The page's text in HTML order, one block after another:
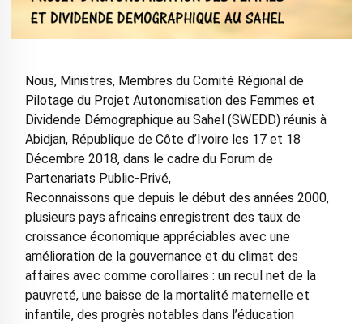
Nous, Ministres, Membres du Comité Régional de
Pilotage du Projet Autonomisation des Femmes et
Dividende Démographique au Sahel (SWEDD) réunis à
Abidjan, République de Côte d’Ivoire les 17 et 18
Décembre 2018, dans le cadre du Forum de
Partenariats Public-Privé,
Reconnaissons que depuis le début des années 2000,
plusieurs pays africains enregistrent des taux de
croissance économique appréciables avec une
amélioration de la gouvernance et du climat des
affaires avec comme corollaires : un recul net de la
pauvreté, une baisse de la mortalité maternelle et
infantile, des progrès notables dans l’éducation